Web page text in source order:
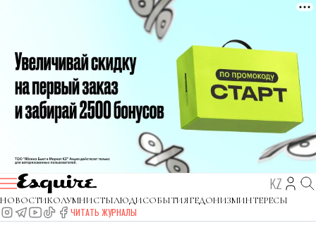
KZ
НОВОСТИКОЛУМНИСТЫЛЮДИСОБЫТИЯГЕДОНИЗМИНТЕРЕСЫ
ЧИТАТЬ ЖУРНАЛЫ